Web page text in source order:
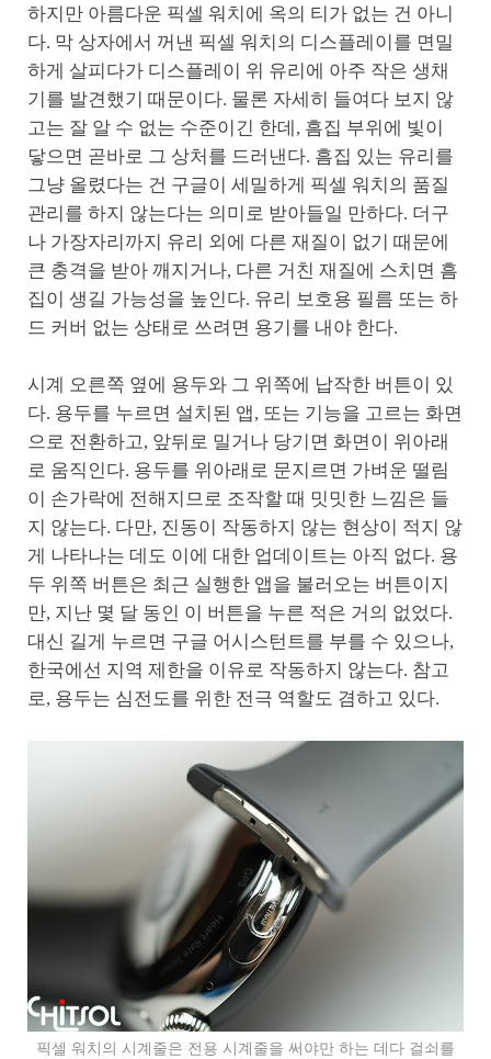
하지만 아름다운 픽셀 워치에 옥의 티가 없는 건 아니
다. 막 상자에서 꺼낸 픽셀 워치의 디스플레이를 면밀
하게 살피다가 디스플레이 위 유리에 아주 작은 생채
기를 발견했기 때문이다. 물론 자세히 들여다 보지 않
고는 잘 알 수 없는 수준이긴 한데, 흠집 부위에 빛이
닿으면 곧바로 그 상처를 드러낸다. 흠집 있는 유리를
그냥 올렸다는 건 구글이 세밀하게 픽셀 워치의 품질
관리를 하지 않는다는 의미로 받아들일 만하다. 더구
나 가장자리까지 유리 외에 다른 재질이 없기 때문에
큰 충격을 받아 깨지거나, 다른 거친 재질에 스치면 흠
집이 생길 가능성을 높인다. 유리 보호용 필름 또는 하
드 커버 없는 상태로 쓰려면 용기를 내야 한다.
시계 오른쪽 옆에 용두와 그 위쪽에 납작한 버튼이 있
다. 용두를 누르면 설치된 앱, 또는 기능을 고르는 화면
으로 전환하고, 앞뒤로 밀거나 당기면 화면이 위아래
로 움직인다. 용두를 위아래로 문지르면 가벼운 떨림
이 손가락에 전해지므로 조작할 때 밋밋한 느낌은 들
지 않는다. 다만, 진동이 작동하지 않는 현상이 적지 않
게 나타나는 데도 이에 대한 업데이트는 아직 없다. 용
두 위쪽 버튼은 최근 실행한 앱을 불러오는 버튼이지
만, 지난 몇 달 동인 이 버튼을 누른 적은 거의 없었다.
대신 길게 누르면 구글 어시스턴트를 부를 수 있으나,
한국에선 지역 제한을 이유로 작동하지 않는다. 참고
로, 용두는 심전도를 위한 전극 역할도 겸하고 있다.
픽셀 워치의 시계줄은 전용 시계줄을 써야만 하는 데다 걸쇠를